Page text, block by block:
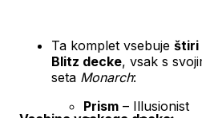
Ta komplet vsebuje štiri
Blitz decke, vsak s
seta Monarch:
Prism – Illusionist